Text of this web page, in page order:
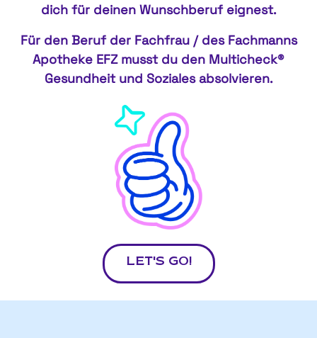
dich für deinen Wunschberuf eignest.
Für den Beruf der Fachfrau / des Fachmanns
Apotheke EFZ musst du den Multicheck®
Gesundheit und Soziales absolvieren.
LET'S GO!